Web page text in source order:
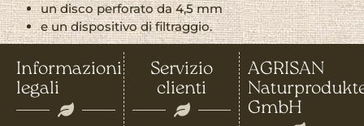
un disco perforato da 4,5 mm
e un dispositivo di filtraggio.
Informazioni
legali
Servizio
clienti
AGRISAN
GmbH